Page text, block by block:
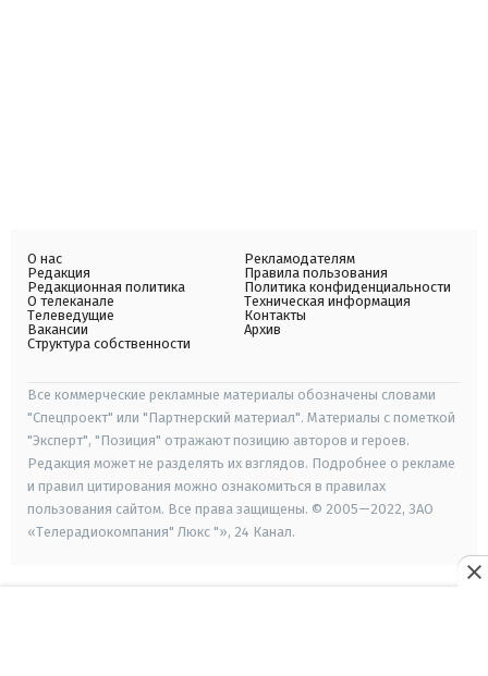
О нас
Редакция
Редакционная политика
О телеканале
Телеведущие
Вакансии
Структура собственности
Рекламодателям
Правила пользования
Политика конфиденциальности
Техническая информация
Контакты
Архив
Все коммерческие рекламные материалы обозначены словами
"Спецпроект" или "Партнерский материал". Материалы с пометкой
"Эксперт", "Позиция" отражают позицию авторов и героев.
Редакция может не разделять их взглядов. Подробнее о рекламе
и правил цитирования можно ознакомиться в правилах
пользования сайтом. Все права защищены. © 2005—2022, ЗАО
«Телерадиокомпания" Люкс "», 24 Канал.